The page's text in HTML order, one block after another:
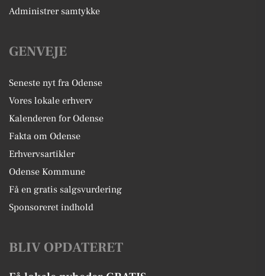
Administrer samtykke
GENVEJE
Seneste nyt fra Odense
Vores lokale erhverv
Kalenderen for Odense
Fakta om Odense
Erhvervsartikler
Odense Kommune
Få en gratis salgsvurdering
Sponsoreret indhold
BLIV OPDATERET